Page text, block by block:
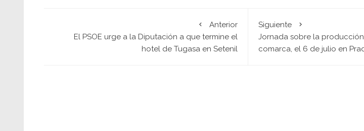
Anterior
El PSOE urge a la Diputación a que termine el
hotel de Tugasa en Setenil
Siguiente
Jornada sobre la
comarca, el 6 de julio en